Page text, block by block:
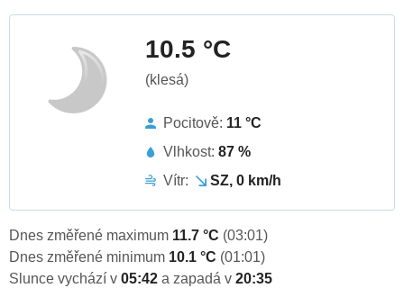
10.5 °C
(klesá)
Pocitově: 11 °C
Vlhkost: 87 %
Vítr:
SZ, 0 km/h
Dnes změřené maximum 11.7 °C (03:01)
Dnes změřené minimum 10.1 °C (01:01)
Slunce vychází v 05:42 a zapadá v 20:35